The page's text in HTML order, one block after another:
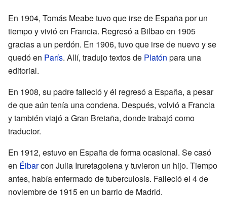
En 1904, Tomás Meabe tuvo que irse de España por un
tiempo y vivió en Francia. Regresó a Bilbao en 1905
gracias a un perdón. En 1906, tuvo que irse de nuevo y se
quedó en París. Allí, tradujo textos de Platón para una
editorial.
En 1908, su padre falleció y él regresó a España, a pesar
de que aún tenía una condena. Después, volvió a Francia
y también viajó a Gran Bretaña, donde trabajó como
traductor.
En 1912, estuvo en España de forma ocasional. Se casó
en Éibarcon Julia Iruretagoiena y tuvieron un hijo. Tiempo
antes, había enfermado de tuberculosis. Falleció el 4 de
noviembre de 1915 en un barrio de Madrid.